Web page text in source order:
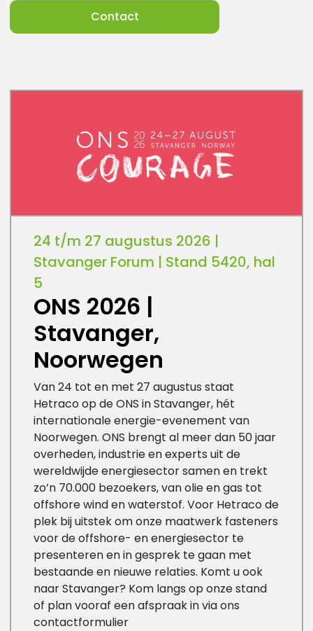
Contact
24 t/m 27 augustus 2026 |
Stavanger Forum | Stand 5420, hal
5
ONS 2026 |
Stavanger,
Noorwegen
Van 24 tot en met 27 augustus staat
Hetraco op de ONS in Stavanger, hét
internationale energie-evenement van
Noorwegen. ONS brengt al meer dan 50 jaar
overheden, industrie en experts uit de
wereldwijde energiesector samen en trekt
zo’n 70.000 bezoekers, van olie en gas tot
offshore wind en waterstof. Voor Hetraco de
plek bij uitstek om onze maatwerk fasteners
voor de offshore- en energiesector te
presenteren en in gesprek te gaan met
bestaande en nieuwe relaties. Komt u ook
naar Stavanger? Kom langs op onze stand
of plan vooraf een afspraak in via ons
contactformulier